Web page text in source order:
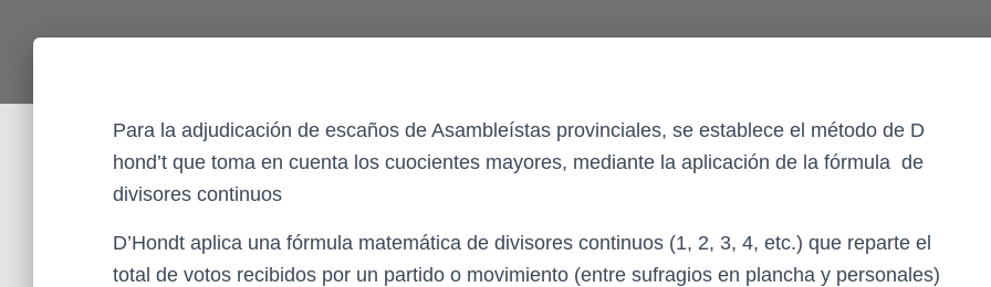
Para la adjudicación de escaños de Asambleístas provinciales, se establece el método de D
hond’t que toma en cuenta los cuocientes mayores, mediante la aplicación de la fórmula de
divisores continuos
D’Hondt aplica una fórmula matemática de divisores continuos (1, 2, 3, 4, etc.) que reparte el
total de votos recibidos por un partido o movimiento (entre sufragios en plancha y personales)